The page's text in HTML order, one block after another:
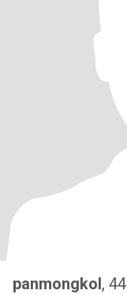
panmongkol, 44